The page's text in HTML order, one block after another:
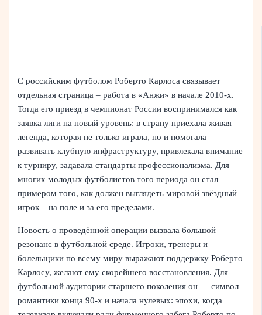
С российским футболом Роберто Карлоса связывает
отдельная страница – работа в «Анжи» в начале 2010‑х.
Тогда его приезд в чемпионат России воспринимался как
заявка лиги на новый уровень: в страну приехала живая
легенда, которая не только играла, но и помогала
развивать клубную инфраструктуру, привлекала внимание
к турниру, задавала стандарты профессионализма. Для
многих молодых футболистов того периода он стал
примером того, как должен выглядеть мировой звёздный
игрок – на поле и за его пределами.
Новость о проведённой операции вызвала большой
резонанс в футбольной среде. Игроки, тренеры и
болельщики по всему миру выражают поддержку Роберто
Карлосу, желают ему скорейшего восстановления. Для
футбольной аудитории старшего поколения он — символ
романтики конца 90‑х и начала нулевых: эпохи, когда